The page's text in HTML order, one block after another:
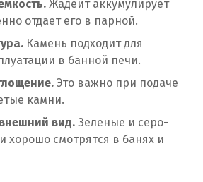
Жадеит аккумулирует
отдает его в парной.
Камень подходит для
в банной печи.
Это важно при подаче
камни.
вид. Зеленые и серо-
хорошо смотрятся в банях и